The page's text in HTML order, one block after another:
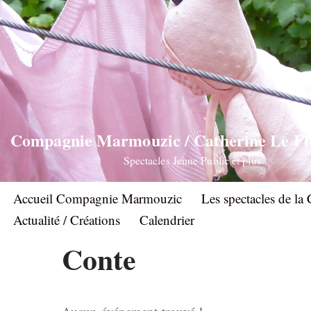
Aller
au
contenu
Compagnie Marmouzic / Catherine Le
Spectacles Jeune Public et plus
Accueil Compagnie Marmouzic Les spectacles de
Actualité / Créations
Calendrier
Conte